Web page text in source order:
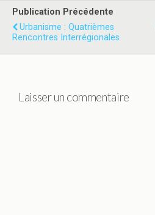
Publication Précédente
Urbanisme : Quatrièmes
Rencontres Interrégionales
Laisser un commentaire